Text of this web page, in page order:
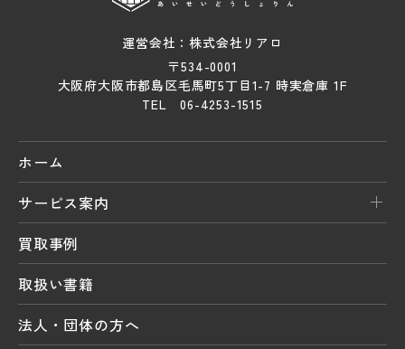
運営会社：株式会社リアロ
〒534-0001
大阪府大阪市都島区毛馬町5丁目1-7 時実倉庫 1F
TEL 06-4253-1515
ホーム
サービス案内
買取事例
取扱い書籍
法人・団体の方へ